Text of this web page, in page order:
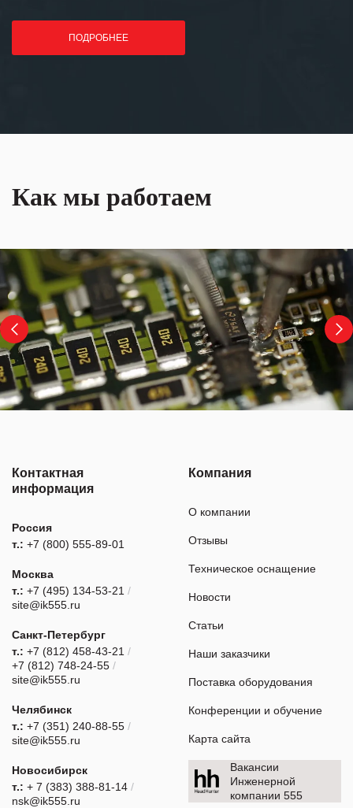
ПОДРОБНЕЕ
Как мы работаем
Контактная
информация
Россия
т.: +7 (800) 555-89-01
Москва
т.: +7 (495) 134-53-21 /
site@ik555.ru
Санкт-Петербург
т.: +7 (812) 458-43-21 /
+7 (812) 748-24-55 /
site@ik555.ru
Челябинск
т.: +7 (351) 240-88-55 /
site@ik555.ru
Новосибирск
т.: + 7 (383) 388-81-14 /
nsk@ik555.ru
Компания
О компании
Отзывы
Техническое оснащение
Новости
Статьи
Наши заказчики
Поставка оборудования
Конференции и обучение
Карта сайта
Вакансии
Инженерной
компании 555